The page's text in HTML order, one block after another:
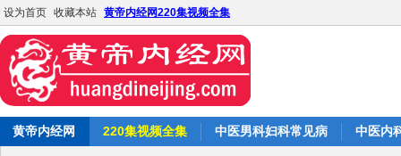
设为首页 收藏本站 黄帝内经网220集视频全集
黄帝内经网 220集视频全集 中医男科妇科常见病 中医内